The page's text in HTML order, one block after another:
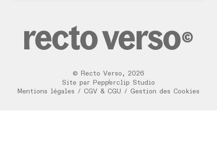
© Recto Verso , 2026
/
Site par
Pepperclip Studio
Mentions légales / CGV & CGU / Gestion des Cookies